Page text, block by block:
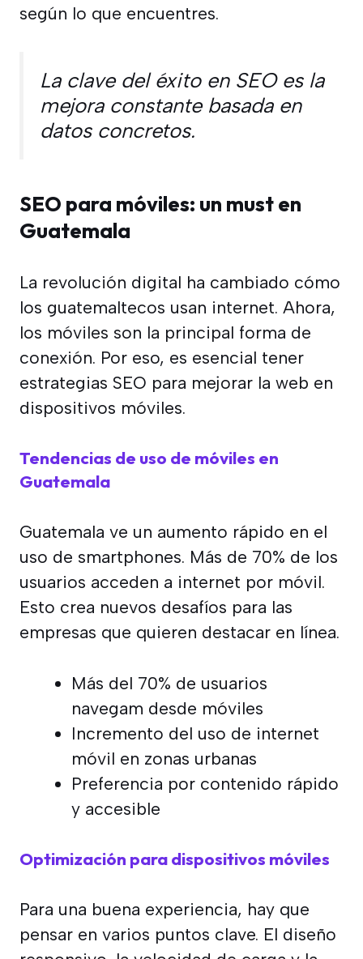
según lo que encuentres.
La clave del éxito en SEO es la
mejora constante basada en
datos concretos.
SEO para móviles: un must en
Guatemala
La revolución digital ha cambiado cómo
los guatemaltecos usan internet. Ahora,
los móviles son la principal forma de
conexión. Por eso, es esencial tener
estrategias SEO para mejorar la web en
dispositivos móviles.
Tendencias de uso de móviles en
Guatemala
Guatemala ve un aumento rápido en el
uso de smartphones. Más de 70% de los
usuarios acceden a internet por móvil.
Esto crea nuevos desafíos para las
empresas que quieren destacar en línea.
Más del 70% de usuarios
navegam desde móviles
Incremento del uso de internet
móvil en zonas urbanas
Preferencia por contenido rápido
y accesible
Optimización para dispositivos móviles
Para una buena experiencia, hay que
pensar en varios puntos clave. El diseño